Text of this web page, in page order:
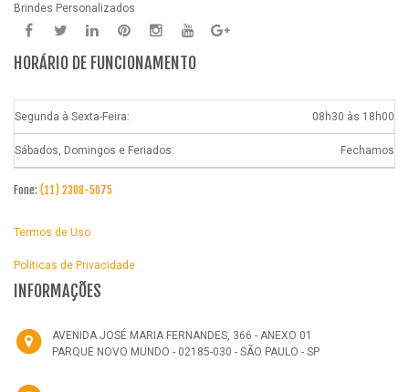
Brindes Personalizados
HORÁRIO DE FUNCIONAMENTO
Segunda à Sexta-Feira: 08h30 às 18h00
Sábados, Domingos e Feriados: Fechamos
Fone: (11) 2308-5075
Termos de Uso
Politicas de Privacidade
INFORMAÇÕES
AVENIDA JOSÉ MARIA FERNANDES, 366 - ANEXO 01
PARQUE NOVO MUNDO - 02185-030 - SÃO PAULO - SP